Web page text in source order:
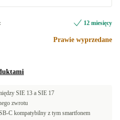
12 miesięcy
Prawie wyprzedane
SIE 13 a SIE 17
zwrotu
C kompatybilny z tym smartfonem